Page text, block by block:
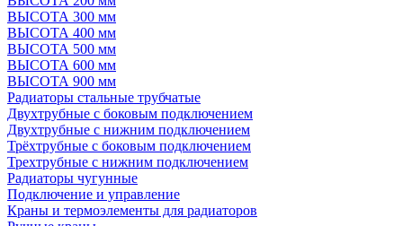
ВЫСОТА 300 мм
ВЫСОТА 400 мм
ВЫСОТА 500 мм
ВЫСОТА 600 мм
ВЫСОТА 900 мм
Радиаторы стальные трубчатые
Двухтрубные с боковым подключением
Двухтрубные с нижним подключением
Трёхтрубные с боковым подключением
Трехтрубные с нижним подключением
Радиаторы чугунные
Подключение и управление
Краны и термоэлементы для радиаторов